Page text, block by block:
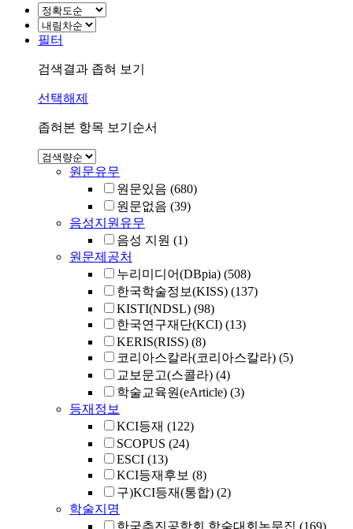
필터
검색결과 좁혀 보기
선택해제
좁혀본 항목 보기순서
원문유무
원문있음 (680)
원문없음 (39)
음성지원유무
음성 지원 (1)
원문제공처
누리미디어(DBpia) (508)
한국학술정보(KISS) (137)
KISTI(NDSL) (98)
한국연구재단(KCI) (13)
KERIS(RISS) (8)
코리아스칼라(코리아스칼라) (5)
교보문고(스콜라) (4)
학술교육원(eArticle) (3)
등재정보
KCI등재 (122)
SCOPUS (24)
ESCI (13)
KCI등재후보 (8)
구)KCI등재(통합) (2)
학술지명
한국추진공학회 학술대회논문집 (169)